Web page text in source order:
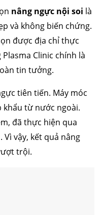
nâng ngực nội soi là
và không biến chứng.
được địa chỉ thực
Clinic chính là
tin tưởng.
tiên tiến. Máy móc
từ nước ngoài.
đã thực hiện qua
Vì vậy, kết quả nâng
trội.